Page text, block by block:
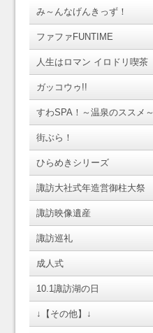
み～んなげんきっず！
ファファFUNTIME
人生はロマン イロドリ喫茶
ガッコウゥ!!
すわSPA！～温泉のススメ～
街ぶら！
ひらめきシリーズ
諏訪大社式年造営御柱大祭
諏訪映像遺産
諏訪巡礼
成人式
10.1諏訪湖の日
↓【その他】↓